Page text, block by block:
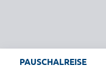
PAUSCHALREISE